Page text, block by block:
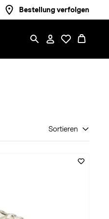
Bestellung verfolgen
Sortieren